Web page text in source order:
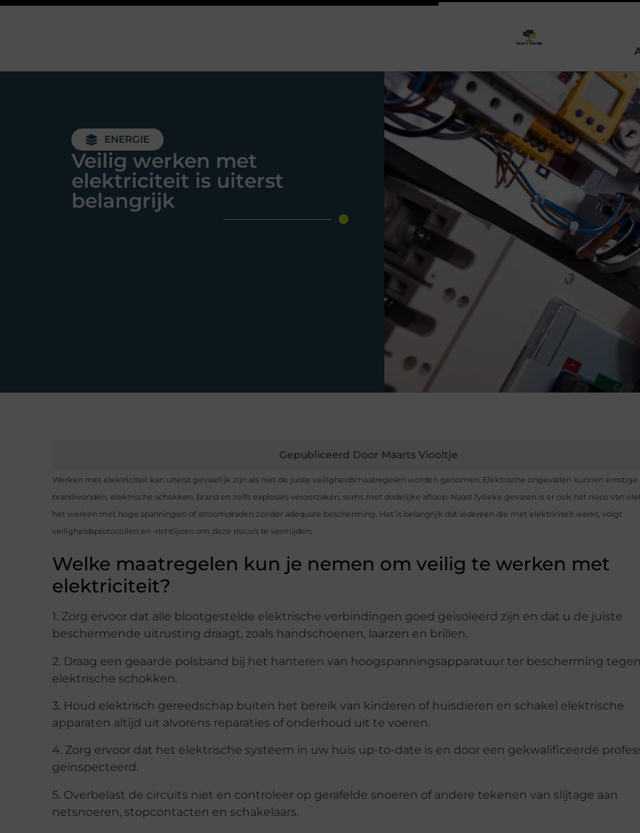
ENERGIE
Veilig werken met
elektriciteit is uiterst
belangrijk
Gepubliceerd Door Maarts Viooltje
Werken met elektriciteit kan uiterst gevaarlijk zijn als niet de juiste veiligheidsmaatregelen worden genomen. Elektrische ongevallen kunnen ernstige
brandwonden, elektrische schokken, brand en zelfs explosies veroorzaken, soms met dodelijke afloop. Naast fysieke gevaren is er ook het risico van
het werken met hoge spanningen of stroomdraden zonder adequate bescherming. Het is belangrijk dat iedereen die met elektriciteit werkt, volgt
veiligheidsprotocollen en -richtlijnen om deze risico’s te vermijden.
Welke maatregelen kun je nemen om veilig te werken met
elektriciteit?
1. Zorg ervoor dat alle blootgestelde elektrische verbindingen goed geïsoleerd zijn en dat u de juiste
beschermende uitrusting draagt, zoals handschoenen, laarzen en brillen.
2. Draag een geaarde polsband bij het hanteren van hoogspanningsapparatuur ter bescherming
elektrische schokken.
3. Houd elektrisch gereedschap buiten het bereik van kinderen of huisdieren en schakel elektrische
apparaten altijd uit alvorens reparaties of onderhoud uit te voeren.
4. Zorg ervoor dat het elektrische systeem in uw huis up-to-date is en door een gekwalificeerde
geïnspecteerd.
5. Overbelast de circuits niet en controleer op gerafelde snoeren of andere tekenen van slijtage aan
netsnoeren, stopcontacten en schakelaars.